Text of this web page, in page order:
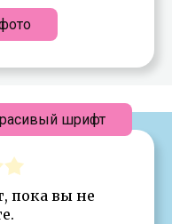
пока вы не
шрифт